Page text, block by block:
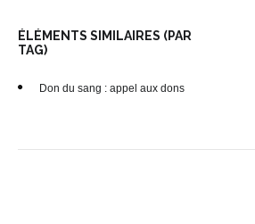
ÉLÉMENTS SIMILAIRES (PAR
TAG)
Don du sang : appel aux dons